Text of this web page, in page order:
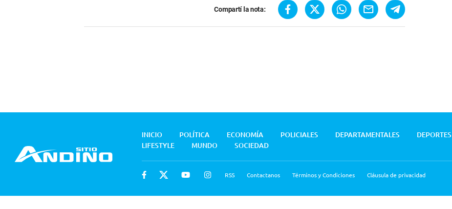
Compartí la nota:
INICIO POLÍTICA ECONOMÍA POLICIALES DEPARTAMENTALES DEPORTES
LIFESTYLE
MUNDO SOCIEDAD
RSS Contactanos Términos y Condiciones Cláusula de privacidad